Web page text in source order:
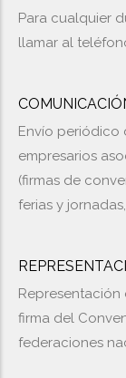
Para cualquier
llamar al
Envío periódico
empresarios
(firmas de
ferias y
firma del
federaciones